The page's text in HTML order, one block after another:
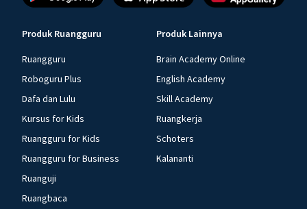
Produk Ruangguru
Ruangguru
Roboguru Plus
Dafa dan Lulu
Kursus for Kids
Ruangguru for Kids
Ruangguru for Business
Ruanguji
Ruangbaca
Produk Lainnya
Brain Academy Online
English Academy
Skill Academy
Ruangkerja
Schoters
Kalananti